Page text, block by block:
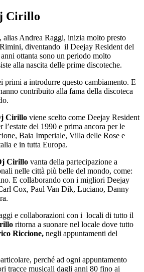
Cirillo
, alias Andrea Raggi, inizia molto presto
diventando il Deejay Resident del
ottanta sono un periodo molto
alla nascita delle prime discoteche.
primi a introdurre questo cambiamento. E
contribuito alla fama della discoteca
Cirillo viene scelto come Deejay Resident
l’estate del 1990 e prima ancora per le
Baia Imperiale, Villa delle Rose e
e in tutta Europa.
Cirillo vanta della partecipazione a
nelle città più belle del mondo, come:
E collaborando con i migliori Deejay
Cox, Paul Van Dik, Luciano, Danny
e collaborazioni con i locali di tutto il
ritorna a suonare nel locale dove tutto
Riccione, negli appuntamenti del
perché ad ogni appuntamento
tracce musicali dagli anni 80 fino ai